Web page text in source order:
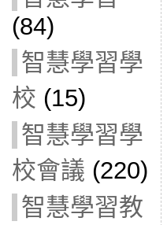
(84)
智慧學習學
校 (15)
智慧學習學
校會議 (220)
智慧學習教